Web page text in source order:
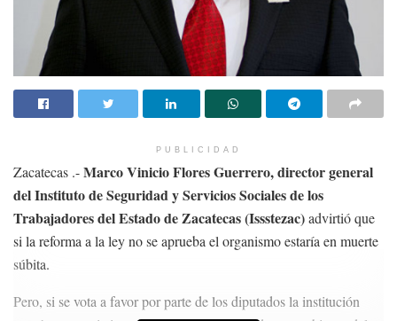
PUBLICIDAD
Zacatecas .-Marco Vinicio Flores Guerrero, director general
del Instituto de Seguridad y Servicios Sociales de los
Trabajadores del Estado de Zacatecas (Issstezac)advirtió que
si la reforma a la ley no se aprueba el organismo estaría en muerte
súbita.
Pero, si se vota a favor por parte de los diputados la institución